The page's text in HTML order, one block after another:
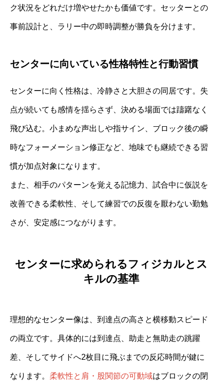
ク状況をどれだけ増やせたかも価値です。セッターとの
事前設計と、ラリー中の即時調整が勝負を分けます。
センターに向いている性格特性と行動習慣
センターに向く性格は、冷静さと大胆さの同居です。失
点が続いても感情を揺らさず、決める場面では躊躇なく
飛び込む。小まめな声出しや指サイン、ブロック後の瞬
時なフォーメーション修正など、地味でも継続できる習
慣が加点対象になります。
また、相手のパターンを覚える記憶力、試合中に仮説を
改善できる柔軟性、そして練習での反復を厭わない勤勉
さが、安定感につながります。
センターに求められるフィジカルとス
キルの基準
理想的なセンター像は、到達点の高さと横移動スピード
の両立です。具体的には到達点、助走と無助走の跳躍
差、そしてサイドへ2枚目に飛ぶまでの反応時間が鍵に
なります。 柔軟性と肩・股関節の可動域はブロックの閉